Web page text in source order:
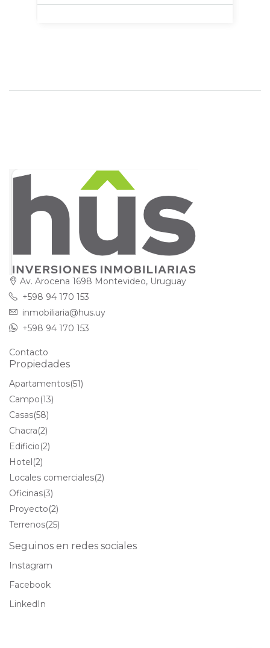
Av. Arocena 1698 Montevideo, Uruguay
+598 94 170 153
inmobiliaria@hus.uy
+598 94 170 153
Contacto
Propiedades
Apartamentos(51)
Campo(13)
Casas(58)
Chacra(2)
Edificio(2)
Hotel(2)
Locales comerciales(2)
Oficinas(3)
Proyecto(2)
Terrenos(25)
Seguinos en redes sociales
Instagram
Facebook
LinkedIn